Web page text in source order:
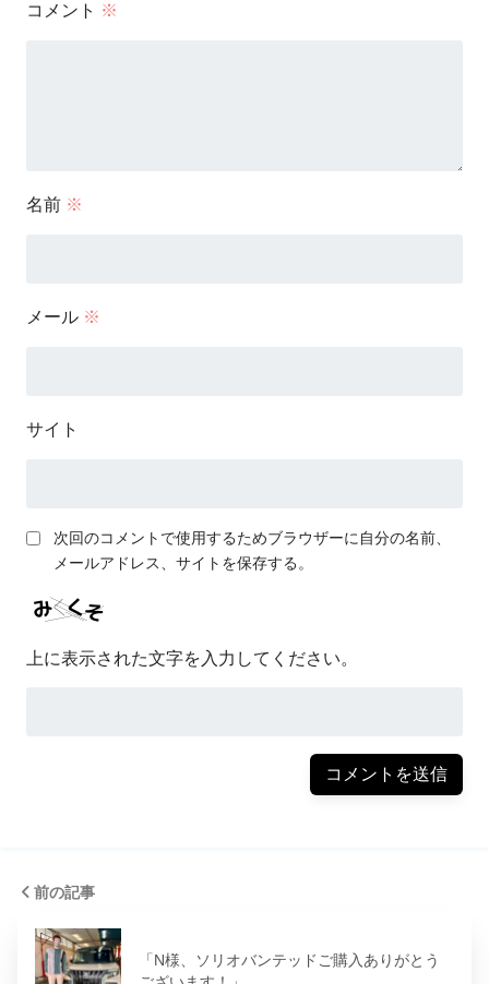
コメント ※
名前 ※
メール ※
サイト
次回のコメントで使用するためブラウザーに自分の名前、
メールアドレス、サイトを保存する。
上に表示された文字を入力してください。
前の記事
「N様、ソリオバンテッドご購入ありがとう